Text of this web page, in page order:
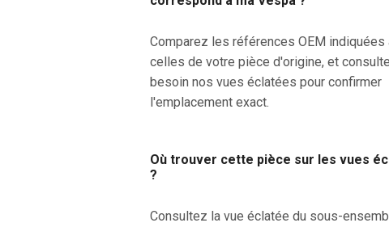
Comparez les références OEM indiquées
celles de votre pièce d'origine, et
besoin nos vues éclatées pour confirmer
l'emplacement exact.
Où trouver cette pièce sur les vues
?
Consultez la vue éclatée du sous-